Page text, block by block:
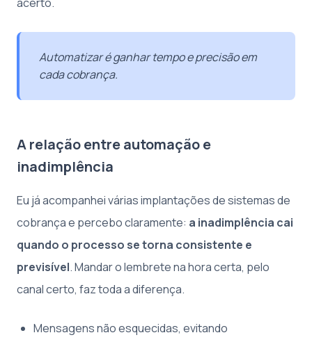
Automatizar é ganhar tempo e precisão em
cada cobrança.
A relação entre automação e
inadimplência
Eu já acompanhei várias implantações de sistemas de
cobrança e percebo claramente: a inadimplência cai
quando o processo se torna consistente e
previsível. Mandar o lembrete na hora certa, pelo
canal certo, faz toda a diferença.
Mensagens não esquecidas, evitando